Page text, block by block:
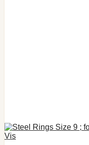
Vis